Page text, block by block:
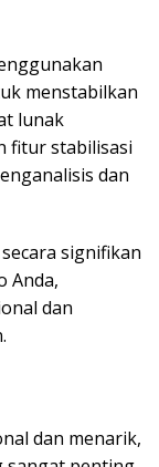
menstabilkan
lunak
fitur stabilisasi
dan
signifikan
Anda,
dan
dan menarik,